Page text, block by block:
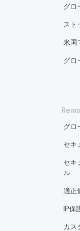
グロ
スト
米国
グロ
グロ
セキ
セキ
ル
適正
IP保
カス